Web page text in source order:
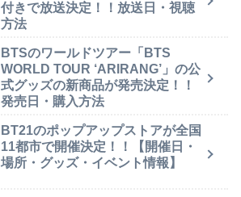
付きで放送決定！！放送日・視聴
方法
BTSのワールドツアー「BTS
WORLD TOUR ‘ARIRANG’」の公
式グッズの新商品が発売決定！！
発売日・購入方法
BT21のポップアップストアが全国
11都市で開催決定！！【開催日・
場所・グッズ・イベント情報】